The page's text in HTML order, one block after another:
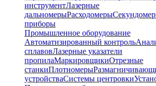
инструментЛазерные
дальномерыРасходомеры
приборы
Промышленное оборудование
Автоматизированный контроль
сплавовЛазерные указатели
пропилаМаркировщикиОтрезные
станкиПлотномеры
устройстваСистемы центровки